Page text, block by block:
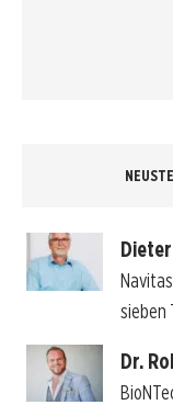
sieben
Dr.